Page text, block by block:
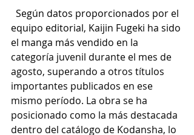
Según datos proporcionados por el
equipo editorial, Kaijin Fugeki ha sido
el manga más vendido en la
categoría juvenil durante el mes de
agosto, superando a otros títulos
importantes publicados en ese
mismo período. La obra se ha
posicionado como la más destacada
dentro del catálogo de Kodansha, lo